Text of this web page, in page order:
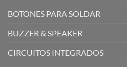
BOTONES PARA SOLDAR
BUZZER & SPEAKER
CIRCUITOS INTEGRADOS